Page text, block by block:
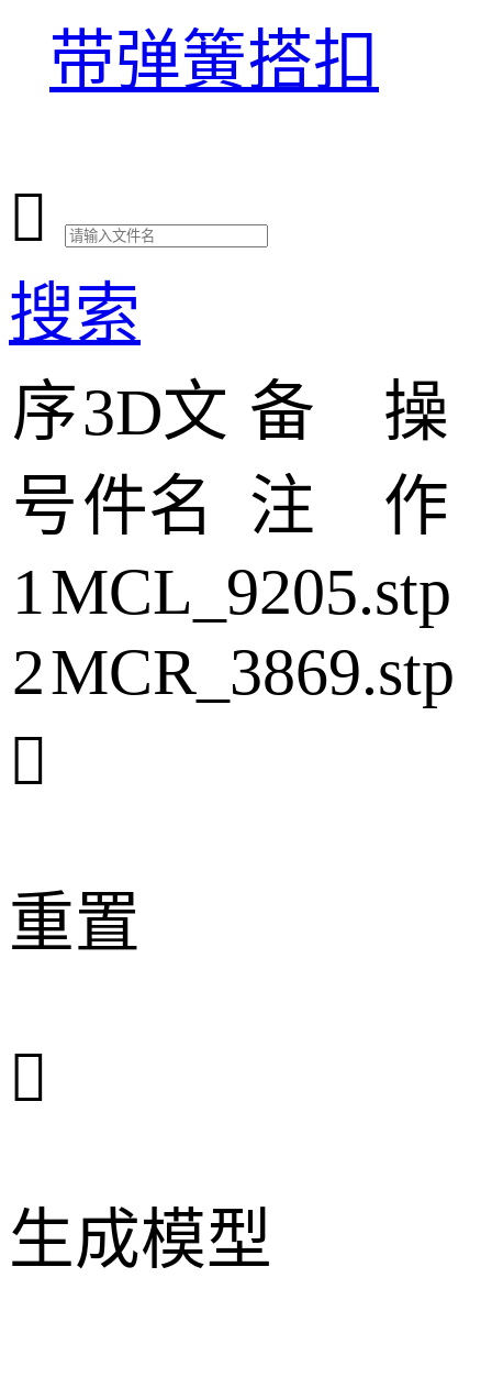
带弹簧搭扣

搜索
序
号
3D文
件名
备
注
操
作
1MCL_9205.stp
2MCR_3869.stp

重置

生成模型